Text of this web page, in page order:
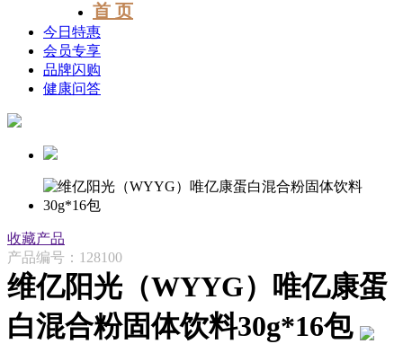
首 页
今日特惠
会员专享
品牌闪购
健康问答
收藏产品
产品编号：128100
维亿阳光（WYYG）唯亿康蛋
白混合粉固体饮料30g*16包